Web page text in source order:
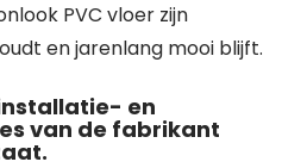
PVC vloer zijn
en jarenlang mooi blijft.
en
van de fabrikant